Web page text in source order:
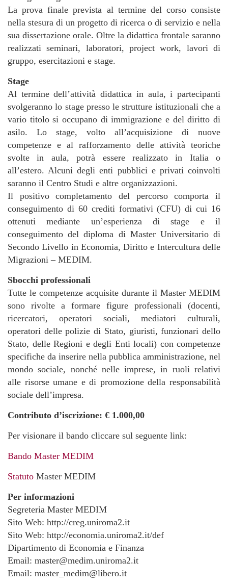
La prova finale prevista al termine del corso consiste
nella stesura di un progetto di ricerca o di servizio e nella
sua dissertazione orale. Oltre la didattica frontale saranno
realizzati seminari, laboratori, project work, lavori di
gruppo, esercitazioni e stage.
Stage
Al termine dell’attività didattica in aula, i partecipanti
svolgeranno lo stage presso le strutture istituzionali che a
vario titolo si occupano di immigrazione e del diritto di
asilo. Lo stage, volto all’acquisizione di nuove
competenze e al rafforzamento delle attività teoriche
svolte in aula, potrà essere realizzato in Italia o
all’estero. Alcuni degli enti pubblici e privati coinvolti
saranno il Centro Studi e altre organizzazioni.
Il positivo completamento del percorso comporta il
conseguimento di 60 crediti formativi (CFU) di cui 16
ottenuti mediante un’esperienza di stage e il
conseguimento del diploma di Master Universitario di
Secondo Livello in Economia, Diritto e Intercultura delle
Migrazioni – MEDIM.
Sbocchi professionali
Tutte le competenze acquisite durante il Master MEDIM
sono rivolte a formare figure professionali (docenti,
ricercatori, operatori sociali, mediatori culturali,
operatori delle polizie di Stato, giuristi, funzionari dello
Stato, delle Regioni e degli Enti locali) con competenze
specifiche da inserire nella pubblica amministrazione, nel
mondo sociale, nonché nelle imprese, in ruoli relativi
alle risorse umane e di promozione della responsabilità
sociale dell’impresa.
Contributo d’iscrizione: € 1.000,00
Per visionare il bando cliccare sul seguente link:
Bando Master MEDIM
Statuto Master MEDIM
Per informazioni
Segreteria Master MEDIM
Sito Web: http://creg.uniroma2.it
Sito Web: http://economia.uniroma2.it/def
Dipartimento di Economia e Finanza
Email: master@medim.uniroma2.it
Email: master_medim@libero.it